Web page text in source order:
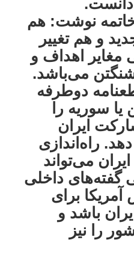
دانست.
خاتمه نوشت: هم
و هم تغییر
مغایر اهداف و
می‌باشد.
دوطرفه
سوریه را
ایران
راه‌اندازی
می‌تواند
گفته‌های داخلی
آمریکا برای
باشد و
را نیز